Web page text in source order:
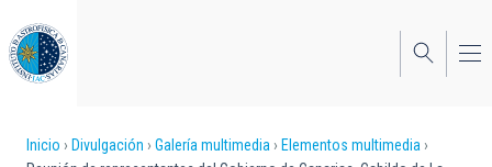
al
contenido
principal
Sobrescribir
Inicio Divulgación Galería multimedia
Elementos multimedia